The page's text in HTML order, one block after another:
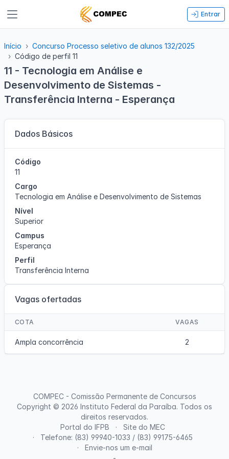
Entrar
Início
Concurso Processo seletivo de alunos 132/2025
Código de perfil 11
11 - Tecnologia em Análise e
Desenvolvimento de Sistemas -
Transferência Interna - Esperança
Dados Básicos
Código
11
Cargo
Tecnologia em Análise e Desenvolvimento de Sistemas
Nível
Superior
Campus
Esperança
Perfil
Transferência Interna
Vagas ofertadas
COTA VAGAS
Ampla concorrência 2
Portal do IFPB
Site do MEC
Telefone: (83) 99940-1033 / (83) 99175-6465
Envie-nos um e-mail
COMPEC - Comissão Permanente de Concursos
Copyright © 2026 Instituto Federal da Paraíba. Todos os
direitos reservados.